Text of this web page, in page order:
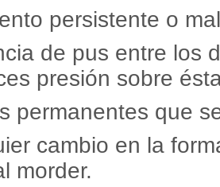
persistente o
de pus entre los
presión sobre
que
cambio en la
morder.